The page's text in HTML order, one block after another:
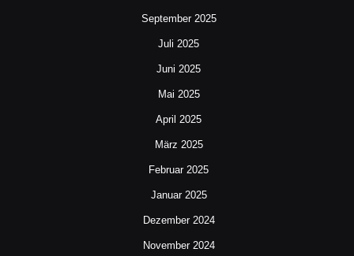
September 2025
Juli 2025
Juni 2025
Mai 2025
April 2025
März 2025
Februar 2025
Januar 2025
Dezember 2024
November 2024